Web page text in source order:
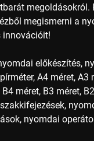
megoldásokról.
megismerni a
innovációit!
előkészítés,
A4 méret, A3
méret, B3 méret,
nyomdai